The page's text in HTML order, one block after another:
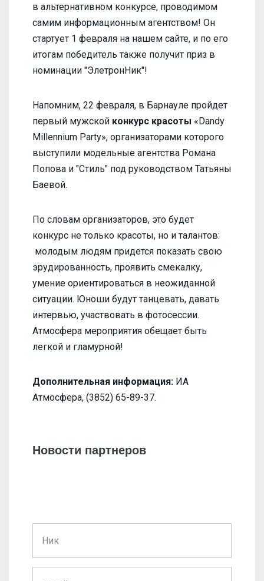
в альтернативном конкурсе, проводимом
самим информационным агентством! Он
стартует 1 февраля на нашем сайте, и по его
итогам победитель также получит приз в
номинации "ЭлетронНик"!
Напомним, 22 февраля, в Барнауле пройдет
первый мужской конкурс красоты «Dandy
Millennium Party», организаторами которого
выступили модельные агентства Романа
Попова и "Стиль" под руководством Татьяны
Баевой.
По словам организаторов, это будет
конкурс не только красоты, но и талантов:
молодым людям придется показать свою
эрудированность, проявить смекалку,
умение ориентироваться в неожиданной
ситуации. Юноши будут танцевать, давать
интервью, участвовать в фотосессии.
Атмосфера мероприятия обещает быть
легкой и гламурной!
Дополнительная информация: ИА
Атмосфера, (3852) 65-89-37.
Новости партнеров